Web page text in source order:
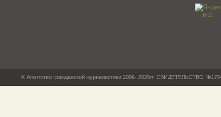
© Агентство гражданской журналистики 2006- 2026гг. СВИДЕТЕЛЬСТВО